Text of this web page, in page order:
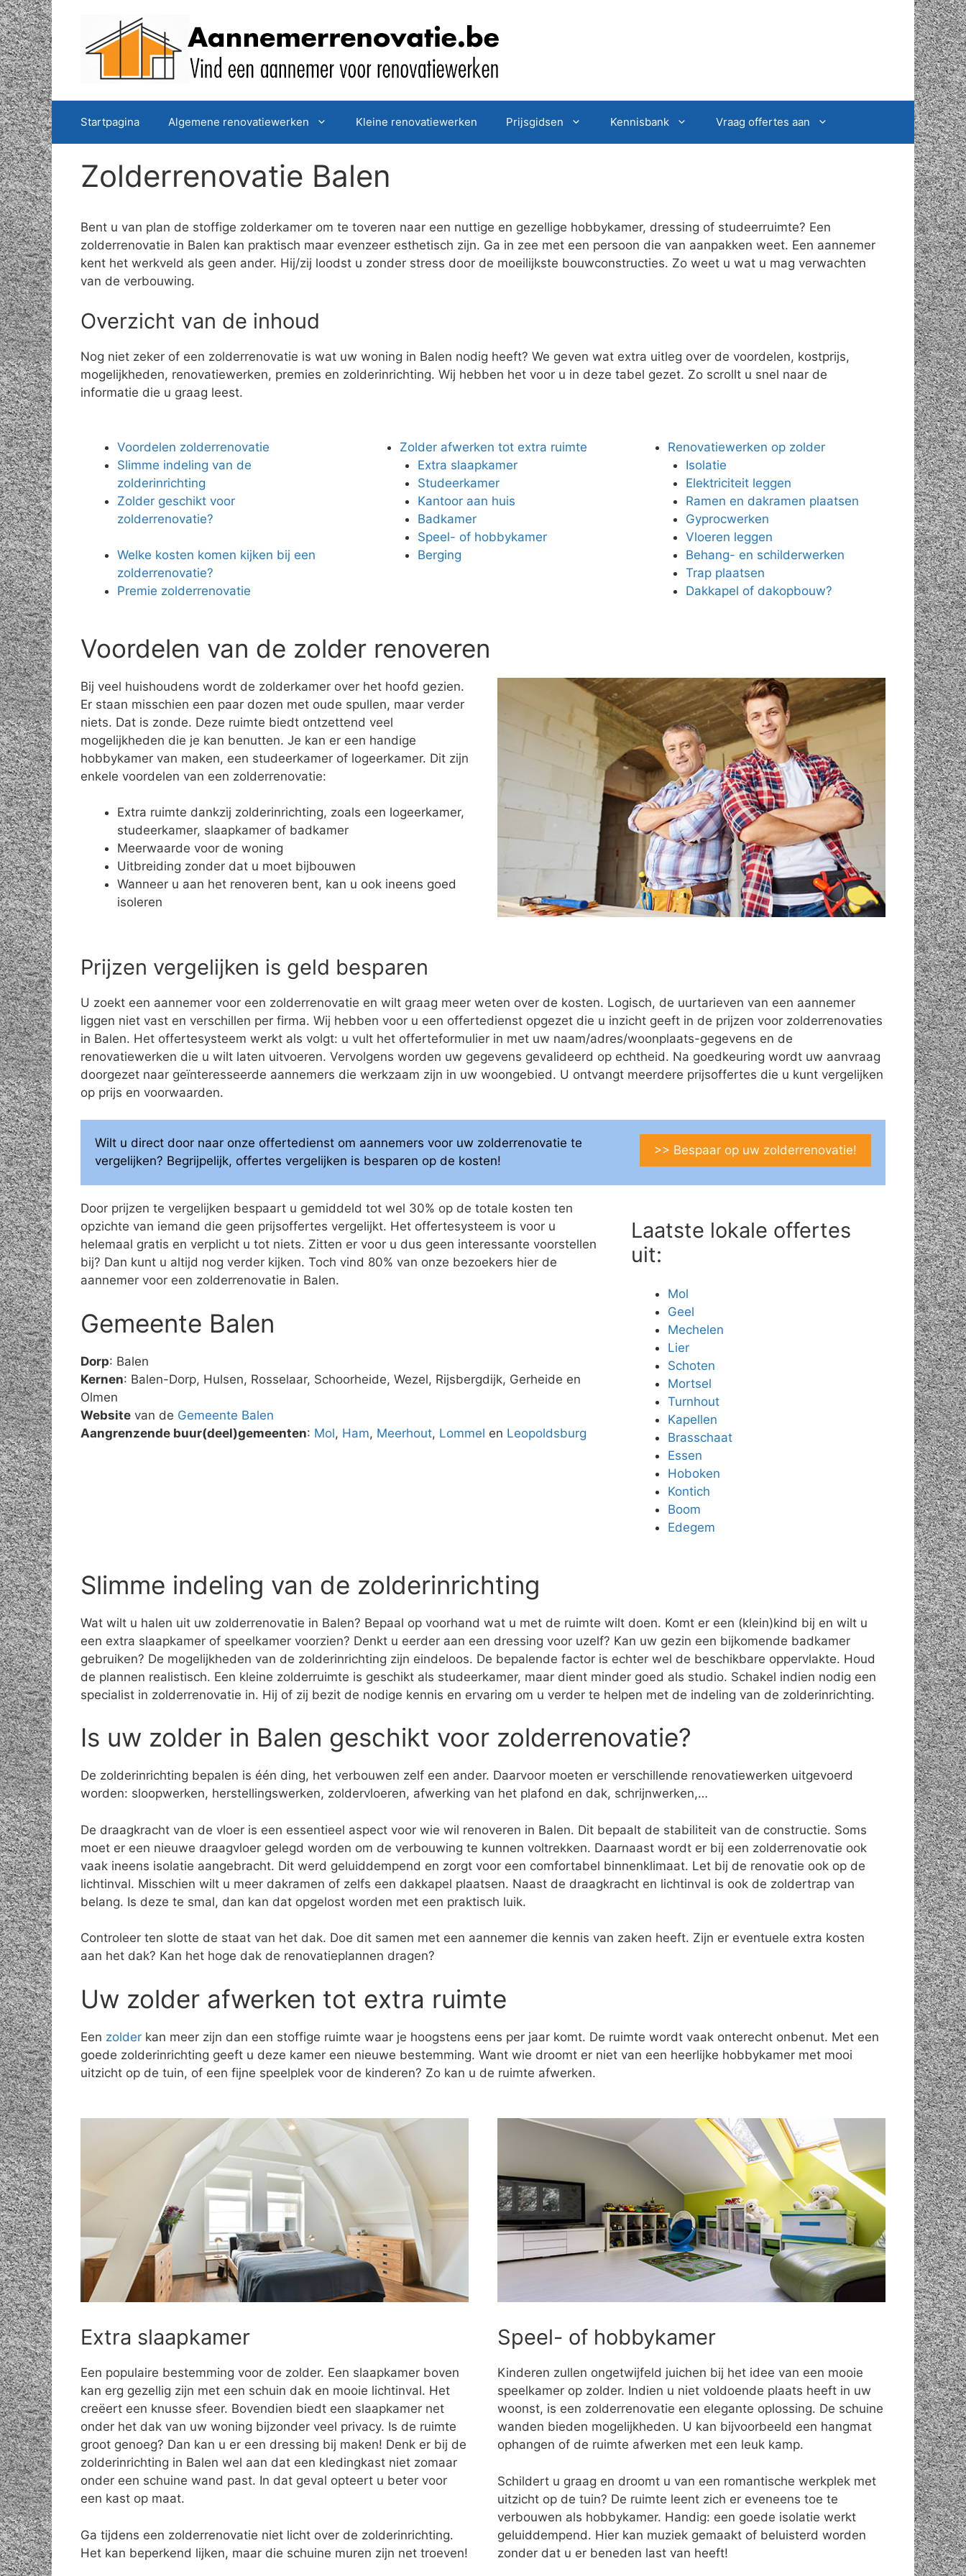
Spring
naar
de
inhoud
Startpagina Algemene renovatiewerken Kleine renovatiewerken Prijsgidsen Kennisbank Vraag offertes aan
Zolderrenovatie Balen
Bent u van plan de stoffige zolderkamer om te toveren naar een nuttige en gezellige hobbykamer, dressing of studeerruimte? Een
zolderrenovatie in Balen kan praktisch maar evenzeer esthetisch zijn. Ga in zee met een persoon die van aanpakken weet. Een aannemer
kent het werkveld als geen ander. Hij/zij loodst u zonder stress door de moeilijkste bouwconstructies. Zo weet u wat u mag verwachten
van de verbouwing.
Overzicht van de inhoud
Nog niet zeker of een zolderrenovatie is wat uw woning in Balen nodig heeft? We geven wat extra uitleg over de voordelen, kostprijs,
mogelijkheden, renovatiewerken, premies en zolderinrichting. Wij hebben het voor u in deze tabel gezet. Zo scrollt u snel naar de
informatie die u graag leest.
Voordelen zolderrenovatie
Slimme indeling van de
zolderinrichting
Zolder geschikt voor
zolderrenovatie?
Welke kosten komen kijken bij een
zolderrenovatie?
Premie zolderrenovatie
Zolder afwerken tot extra ruimte
Extra slaapkamer
Studeerkamer
Kantoor aan huis
Badkamer
Speel- of hobbykamer
Berging
Renovatiewerken op zolder
Isolatie
Elektriciteit leggen
Ramen en dakramen plaatsen
Gyprocwerken
Vloeren leggen
Behang- en schilderwerken
Trap plaatsen
Dakkapel of dakopbouw?
Voordelen van de zolder renoveren
Bij veel huishoudens wordt de zolderkamer over het hoofd gezien.
Er staan misschien een paar dozen met oude spullen, maar verder
niets. Dat is zonde. Deze ruimte biedt ontzettend veel
mogelijkheden die je kan benutten. Je kan er een handige
hobbykamer van maken, een studeerkamer of logeerkamer. Dit zijn
enkele voordelen van een zolderrenovatie:
Extra ruimte dankzij zolderinrichting, zoals een logeerkamer,
studeerkamer, slaapkamer of badkamer
Meerwaarde voor de woning
Uitbreiding zonder dat u moet bijbouwen
Wanneer u aan het renoveren bent, kan u ook ineens goed
isoleren
Prijzen vergelijken is geld besparen
U zoekt een aannemer voor een zolderrenovatie en wilt graag meer weten over de kosten. Logisch, de uurtarieven van een aannemer
liggen niet vast en verschillen per firma. Wij hebben voor u een offertedienst opgezet die u inzicht geeft in de prijzen voor zolderrenovaties
in Balen. Het offertesysteem werkt als volgt: u vult het offerteformulier in met uw naam/adres/woonplaats-gegevens en de
renovatiewerken die u wilt laten uitvoeren. Vervolgens worden uw gegevens gevalideerd op echtheid. Na goedkeuring wordt uw aanvraag
doorgezet naar geïnteresseerde aannemers die werkzaam zijn in uw woongebied. U ontvangt meerdere prijsoffertes die u kunt vergelijken
op prijs en voorwaarden.
Wilt u direct door naar onze offertedienst om aannemers voor uw zolderrenovatie te
vergelijken? Begrijpelijk, offertes vergelijken is besparen op de kosten!
>> Bespaar op uw zolderrenovatie!
Door prijzen te vergelijken bespaart u gemiddeld tot wel 30% op de totale kosten ten
opzichte van iemand die geen prijsoffertes vergelijkt. Het offertesysteem is voor u
helemaal gratis en verplicht u tot niets. Zitten er voor u dus geen interessante voorstellen
bij? Dan kunt u altijd nog verder kijken. Toch vind 80% van onze bezoekers hier de
aannemer voor een zolderrenovatie in Balen.
Gemeente Balen
Dorp: Balen
Kernen: Balen-Dorp, Hulsen, Rosselaar, Schoorheide, Wezel, Rijsbergdijk, Gerheide en
Olmen
Website van de Gemeente Balen
Aangrenzende buur(deel)gemeenten: Mol, Ham, Meerhout, Lommel en Leopoldsburg
Laatste lokale offertes
uit:
Mol
Geel
Mechelen
Lier
Schoten
Mortsel
Turnhout
Kapellen
Brasschaat
Essen
Hoboken
Kontich
Boom
Edegem
Slimme indeling van de zolderinrichting
Wat wilt u halen uit uw zolderrenovatie in Balen? Bepaal op voorhand wat u met de ruimte wilt doen. Komt er een (klein)kind bij en wilt u
een extra slaapkamer of speelkamer voorzien? Denkt u eerder aan een dressing voor uzelf? Kan uw gezin een bijkomende badkamer
gebruiken? De mogelijkheden van de zolderinrichting zijn eindeloos. De bepalende factor is echter wel de beschikbare oppervlakte. Houd
de plannen realistisch. Een kleine zolderruimte is geschikt als studeerkamer, maar dient minder goed als studio. Schakel indien nodig een
specialist in zolderrenovatie in. Hij of zij bezit de nodige kennis en ervaring om u verder te helpen met de indeling van de zolderinrichting.
Is uw zolder in Balen geschikt voor zolderrenovatie?
De zolderinrichting bepalen is één ding, het verbouwen zelf een ander. Daarvoor moeten er verschillende renovatiewerken uitgevoerd
worden: sloopwerken, herstellingswerken, zoldervloeren, afwerking van het plafond en dak, schrijnwerken,…
De draagkracht van de vloer is een essentieel aspect voor wie wil renoveren in Balen. Dit bepaalt de stabiliteit van de constructie. Soms
moet er een nieuwe draagvloer gelegd worden om de verbouwing te kunnen voltrekken. Daarnaast wordt er bij een zolderrenovatie ook
vaak ineens isolatie aangebracht. Dit werd geluiddempend en zorgt voor een comfortabel binnenklimaat. Let bij de renovatie ook op de
lichtinval. Misschien wilt u meer dakramen of zelfs een dakkapel plaatsen. Naast de draagkracht en lichtinval is ook de zoldertrap van
belang. Is deze te smal, dan kan dat opgelost worden met een praktisch luik.
Controleer ten slotte de staat van het dak. Doe dit samen met een aannemer die kennis van zaken heeft. Zijn er eventuele extra kosten
aan het dak? Kan het hoge dak de renovatieplannen dragen?
Uw zolder afwerken tot extra ruimte
Een zolder kan meer zijn dan een stoffige ruimte waar je hoogstens eens per jaar komt. De ruimte wordt vaak onterecht onbenut. Met een
goede zolderinrichting geeft u deze kamer een nieuwe bestemming. Want wie droomt er niet van een heerlijke hobbykamer met mooi
uitzicht op de tuin, of een fijne speelplek voor de kinderen? Zo kan u de ruimte afwerken.
Extra slaapkamer
Een populaire bestemming voor de zolder. Een slaapkamer boven
kan erg gezellig zijn met een schuin dak en mooie lichtinval. Het
creëert een knusse sfeer. Bovendien biedt een slaapkamer net
onder het dak van uw woning bijzonder veel privacy. Is de ruimte
groot genoeg? Dan kan u er een dressing bij maken! Denk er bij de
zolderinrichting in Balen wel aan dat een kledingkast niet zomaar
onder een schuine wand past. In dat geval opteert u beter voor
een kast op maat.
Ga tijdens een zolderrenovatie niet licht over de zolderinrichting.
Het kan beperkend lijken, maar die schuine muren zijn net troeven!
Speel- of hobbykamer
Kinderen zullen ongetwijfeld juichen bij het idee van een mooie
speelkamer op zolder. Indien u niet voldoende plaats heeft in uw
woonst, is een zolderrenovatie een elegante oplossing. De schuine
wanden bieden mogelijkheden. U kan bijvoorbeeld een hangmat
ophangen of de ruimte afwerken met een leuk kamp.
Schildert u graag en droomt u van een romantische werkplek met
uitzicht op de tuin? De ruimte leent zich er eveneens toe te
verbouwen als hobbykamer. Handig: een goede isolatie werkt
geluiddempend. Hier kan muziek gemaakt of beluisterd worden
zonder dat u er beneden last van heeft!